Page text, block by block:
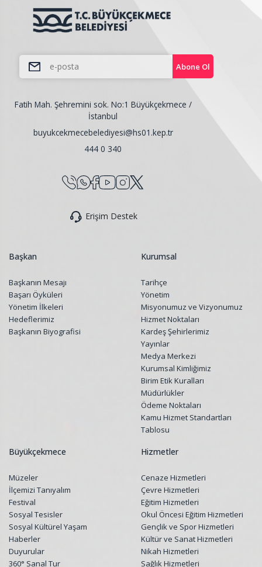
Abone Ol
Fatih Mah. Şehremini sok. No:1 Büyükçekmece /
İstanbul
buyukcekmecebelediyesi@hs01.kep.tr
444 0 340
Erişim Destek
Başkan
Başkanın Mesajı
Başarı Öyküleri
Yönetim İlkeleri
Hedeflerimiz
Başkanın Biyografisi
Kurumsal
Tarihçe
Yönetim
Misyonumuz ve Vizyonumuz
Hizmet Noktaları
Kardeş Şehirlerimiz
Yayınlar
Medya Merkezi
Kurumsal Kimliğimiz
Birim Etik Kuralları
Müdürlükler
Ödeme Noktaları
Kamu Hizmet Standartları
Tablosu
Büyükçekmece
Müzeler
İlçemizi Tanıyalım
Festival
Sosyal Tesisler
Sosyal Kültürel Yaşam
Haberler
Duyurular
360° Sanal Tur
Hizmetler
Cenaze Hizmetleri
Çevre Hizmetleri
Eğitim Hizmetleri
Okul Öncesi Eğitim Hizmetleri
Gençlik ve Spor Hizmetleri
Kültür ve Sanat Hizmetleri
Nikah Hizmetleri
Sağlık Hizmetleri